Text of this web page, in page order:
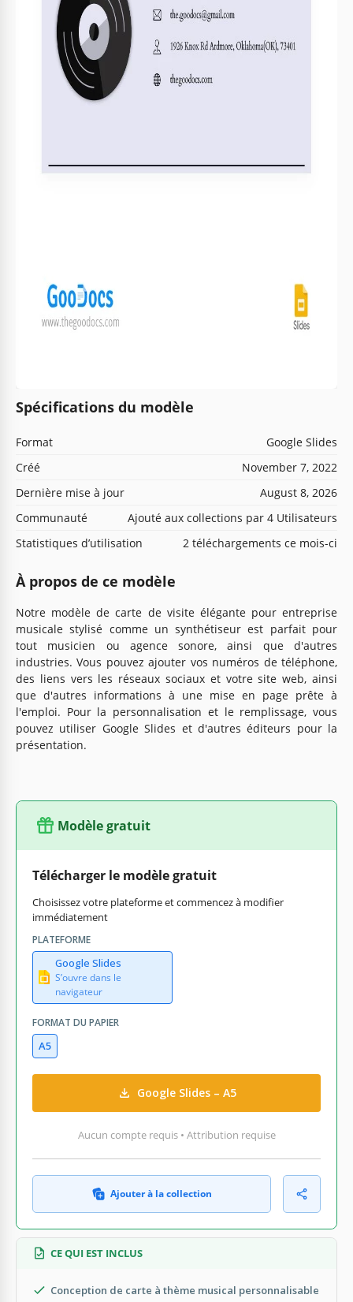
Spécifications du modèle
Format
Google Slides
Créé
November 7, 2022
Dernière mise à jour
August 8, 2026
Communauté
Ajouté aux collections par 4 Utilisateurs
Statistiques d’utilisation
2 téléchargements ce mois-ci
À propos de ce modèle
Notre modèle de carte de visite élégante pour entreprise
musicale stylisé comme un synthétiseur est parfait pour
tout musicien ou agence sonore, ainsi que d'autres
industries. Vous pouvez ajouter vos numéros de téléphone,
des liens vers les réseaux sociaux et votre site web, ainsi
que d'autres informations à une mise en page prête à
l'emploi. Pour la personnalisation et le remplissage, vous
pouvez utiliser Google Slides et d'autres éditeurs pour la
présentation.
Modèle gratuit
Télécharger le modèle gratuit
Choisissez votre plateforme et commencez à modifier
immédiatement
PLATEFORME
Google Slides
S’ouvre dans le
navigateur
FORMAT DU PAPIER
A5
Google Slides – A5
Aucun compte requis • Attribution requise
Ajouter à la collection
CE QUI EST INCLUS
Conception de carte à thème musical personnalisable